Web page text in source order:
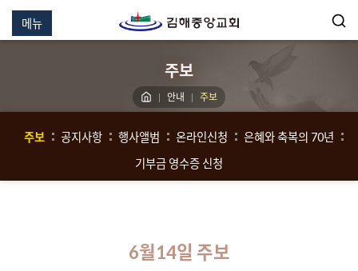
메뉴
주보
안내 주보
주보 공지사항 행사앨범 온라인신청
은혜와 축복의 70년
기부금 영수증 신청
6월14일 주보